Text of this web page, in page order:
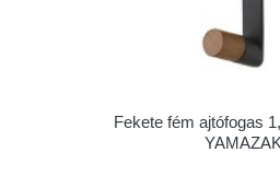
Fekete fém ajtófogas